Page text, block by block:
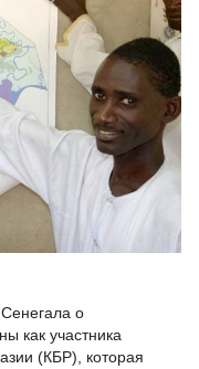
о
как участника
(КБР), которая